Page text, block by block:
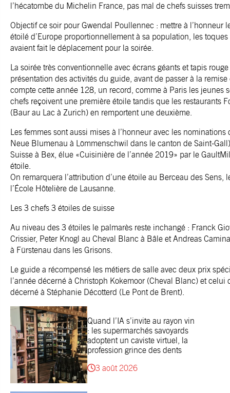
l’hécatombe du Michelin France, pas mal de chefs suisses
Objectif ce soir pour Gwendal Poullennec : mettre à l’honneur
étoilé d’Europe proportionnellement à sa population, les
avaient fait le déplacement pour la soirée.
La soirée très conventionnelle avec écrans géants et tapis
présentation des activités du guide, avant de passer à la
compte cette année 128, un record, comme à Paris les jeunes
chefs reçoivent une première étoile tandis que les restaurants
(Baur au Lac à Zurich) en remportent une deuxième.
Les femmes sont aussi mises à l’honneur avec les
Neue Blumenau à Lömmenschwil dans le canton de Saint-
Suisse à Bex, élue «Cuisinière de l’année 2019» par le
étoile.
On remarquera l’attribution d’une étoile au Berceau des Sens,
l’École Hôtelière de Lausanne.
Les 3 chefs 3 étoiles de suisse
Au niveau des 3 étoiles le palmarès reste inchangé : Franck
Crissier, Peter Knogl au Cheval Blanc à Bâle et Andreas
à Fürstenau dans les Grisons.
Le guide a récompensé les métiers de salle avec deux prix
l’année décerné à Christoph Kokemoor (Cheval Blanc) et celui
décerné à Stéphanie Décotterd (Le Pont de Brent).
Quand l’IA s’invite au rayon vin
: les supermarchés savoyards
adoptent un caviste virtuel, la
profession grince des dents
3 août 2026